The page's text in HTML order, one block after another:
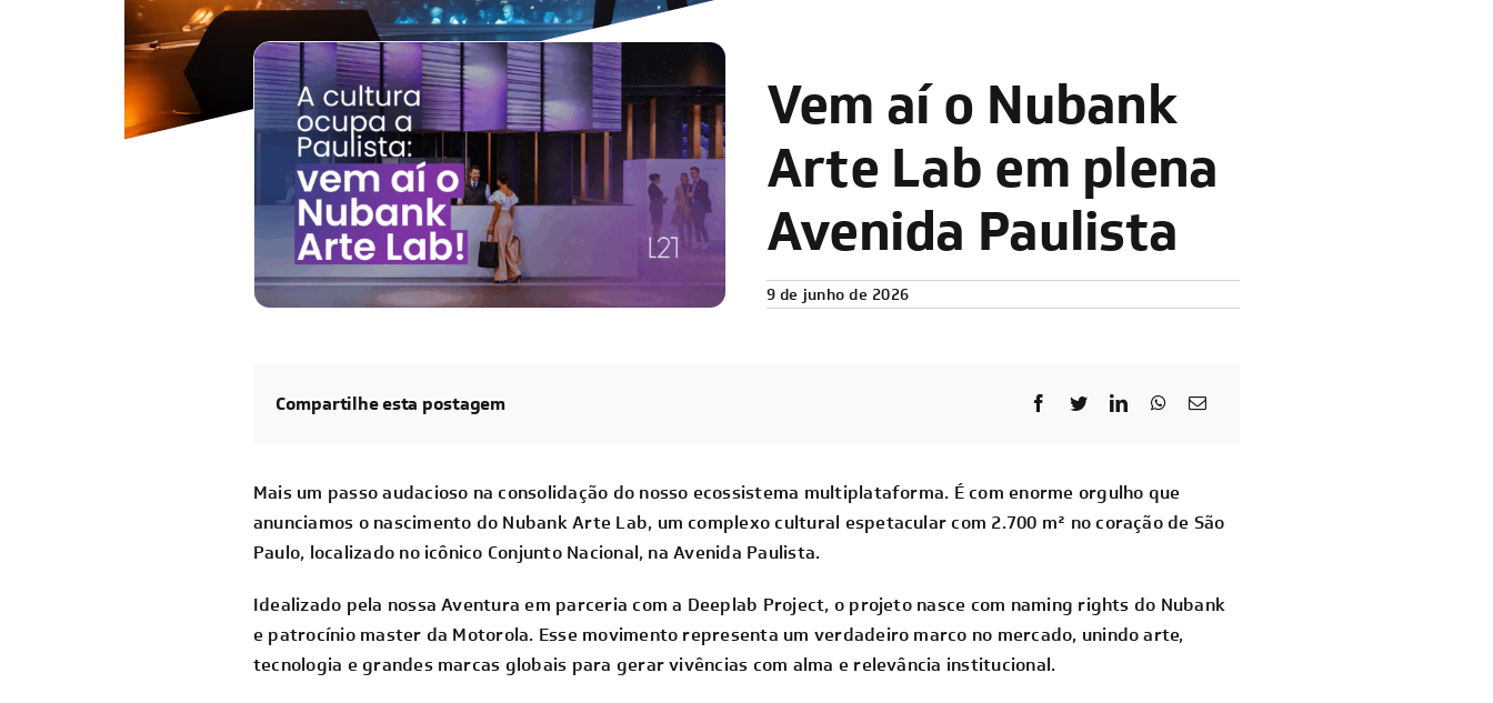
Vem aí o Nubank
Arte Lab em plena
Avenida Paulista
9 de junho de 2026
Compartilhe esta postagem
Mais um passo audacioso na consolidação do nosso ecossistema multiplataforma. É com enorme orgulho que
anunciamos o nascimento do Nubank Arte Lab, um complexo cultural espetacular com 2.700 m² no coração de São
Paulo, localizado no icônico Conjunto Nacional, na Avenida Paulista.
Idealizado pela nossa Aventura em parceria com a Deeplab Project, o projeto nasce com naming rights do Nubank
e patrocínio master da Motorola. Esse movimento representa um verdadeiro marco no mercado, unindo arte,
tecnologia e grandes marcas globais para gerar vivências com alma e relevância institucional.